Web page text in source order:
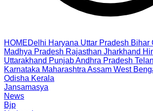
HOMEDelhi Haryana Uttar Pradesh Bihar
Madhya Pradesh Rajasthan Jharkhand
Uttarakhand PunjabAndhra Pradesh
Karnataka Maharashtra Assam West
Odisha Kerala
Jansamasya
News
Bjp